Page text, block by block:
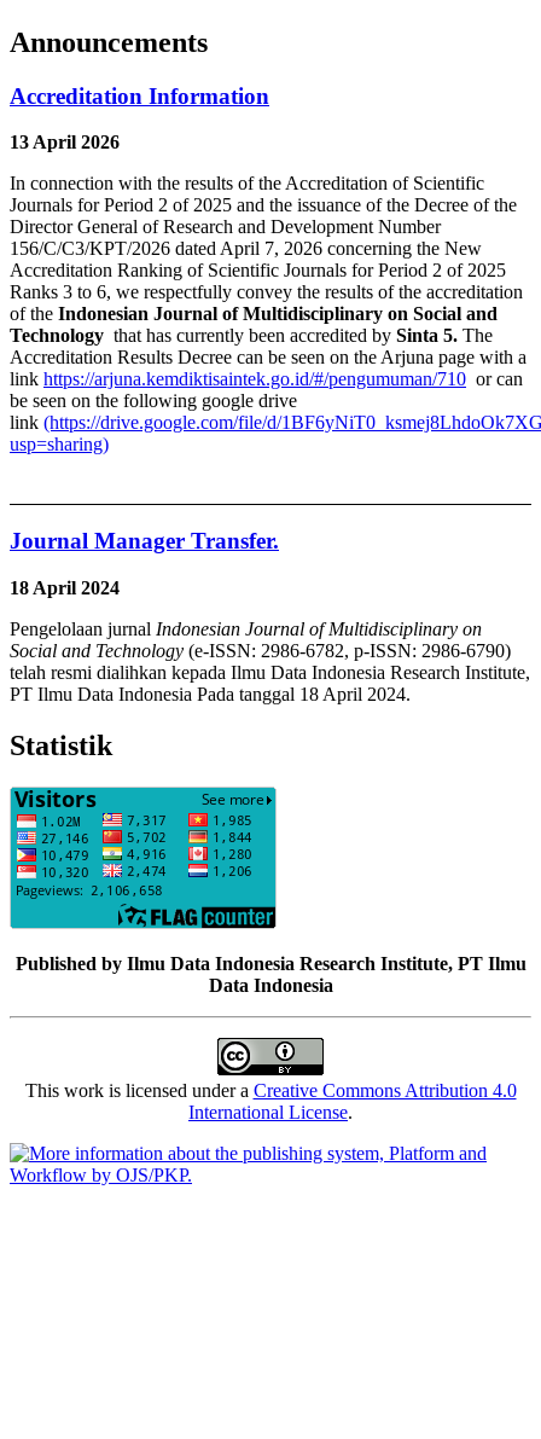
Announcements
Accreditation Information
13 April 2026
In connection with the results of the Accreditation of Scientific
Journals for Period 2 of 2025 and the issuance of the Decree of the
Director General of Research and Development Number
156/C/C3/KPT/2026 dated April 7, 2026 concerning the New
Accreditation Ranking of Scientific Journals for Period 2 of 2025
Ranks 3 to 6, we respectfully convey the results of the accreditation
of the Indonesian Journal of Multidisciplinary on Social and
Technology that has currently been accredited by Sinta 5. The
Accreditation Results Decree can be seen on the Arjuna page with a
link https://arjuna.kemdiktisaintek.go.id/#/pengumuman/710 or can
be seen on the following google drive
link (https://drive.google.com/file/d/
usp=sharing)
Journal Manager Transfer.
18 April 2024
Pengelolaan jurnal Indonesian Journal of Multidisciplinary on
Social and Technology (e-ISSN: 2986-6782, p-ISSN: 2986-6790)
telah resmi dialihkan kepada Ilmu Data Indonesia Research Institute,
PT Ilmu Data Indonesia Pada tanggal 18 April 2024.
Statistik
Published by Ilmu Data Indonesia Research Institute, PT Ilmu
Data Indonesia
This work is licensed under a Creative Commons Attribution 4.0
International License.